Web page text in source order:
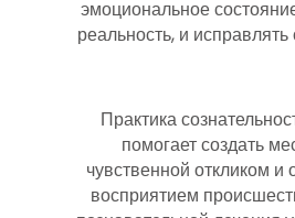
эмоциональное
реальность, и
Практика
помогает создать
чувственной откликом и
восприятием